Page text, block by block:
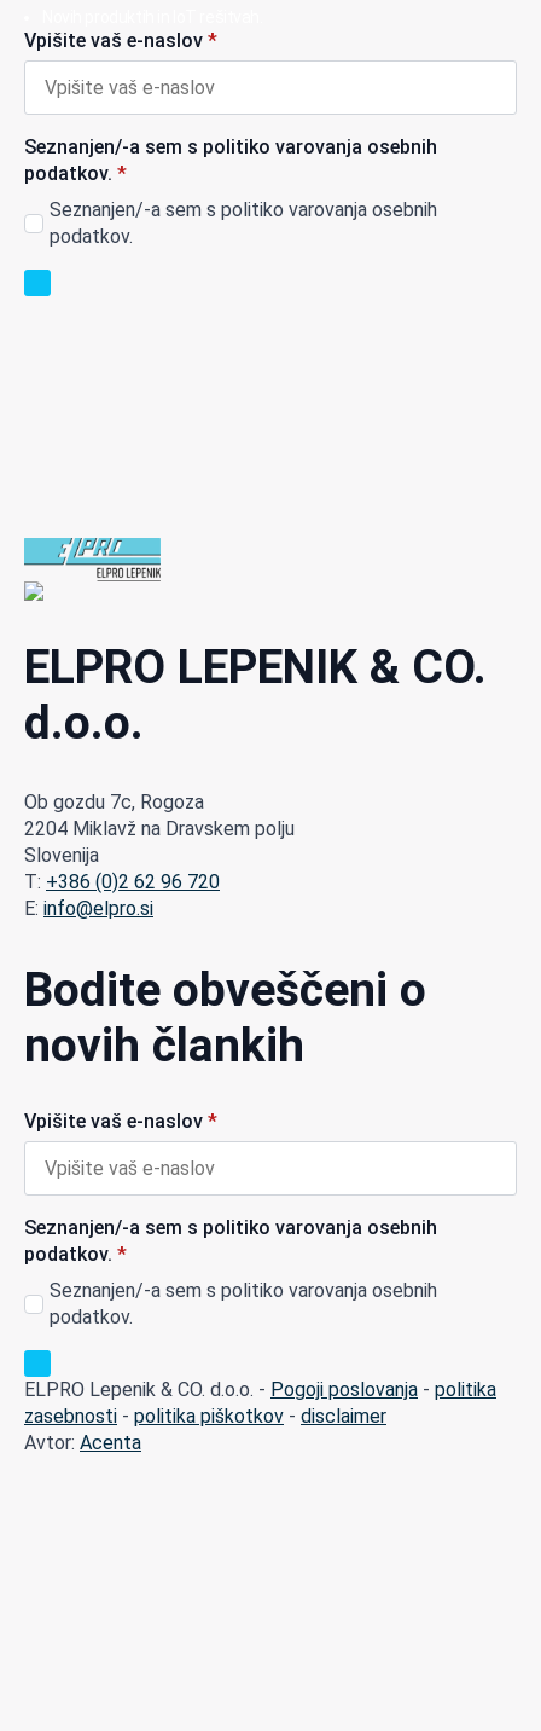
Vpišite vaš e-naslov *
Seznanjen/-a sem s politiko varovanja osebnih
podatkov. *
Seznanjen/-a sem s politiko varovanja osebnih
podatkov.
ELPRO LEPENIK & CO.
d.o.o.
Ob gozdu 7c, Rogoza
2204 Miklavž na Dravskem polju
Slovenija
T: +386 (0)2 62 96 720
E: info@elpro.si
Bodite obveščeni o
novih člankih
Vpišite vaš e-naslov *
Seznanjen/-a sem s politiko varovanja osebnih
podatkov. *
Seznanjen/-a sem s politiko varovanja osebnih
podatkov.
ELPRO Lepenik & CO. d.o.o. - Pogoji poslovanja - politika
zasebnosti - politika piškotkov - disclaimer
Avtor: Acenta